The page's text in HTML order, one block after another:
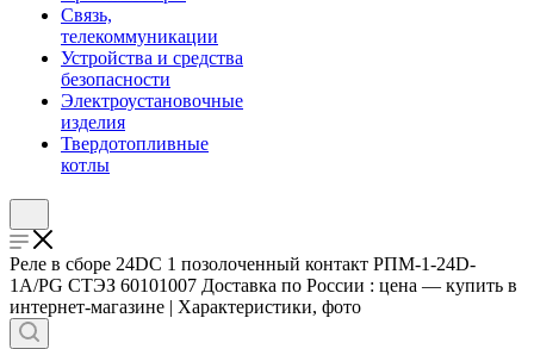
Связь,
телекоммуникации
Устройства и средства
безопасности
Электроустановочные
изделия
Твердотопливные
котлы
Реле в сборе 24DС 1 позолоченный контакт РПМ-1-24D-
1A/PG СТЭЗ 60101007 Доставка по России : цена — купить в
интернет-магазине | Характеристики, фото